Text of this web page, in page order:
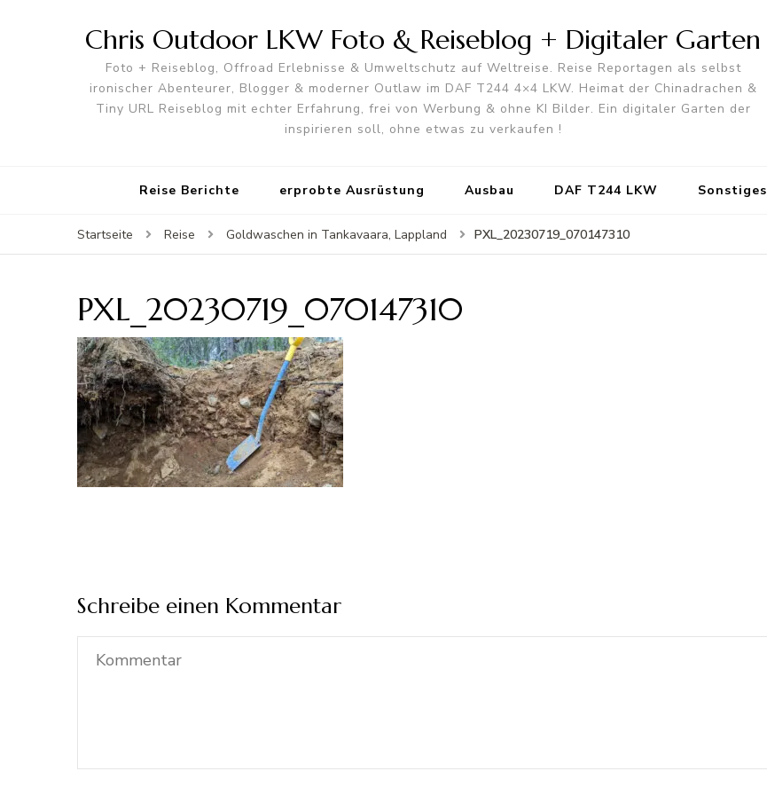
Chris Outdoor LKW Foto & Reiseblog + Digitaler Garten
Foto + Reiseblog, Offroad Erlebnisse & Umweltschutz auf Weltreise. Reise Reportagen als selbst
ironischer Abenteurer, Blogger & moderner Outlaw im DAF T244 4×4 LKW. Heimat der Chinadrachen &
Tiny URL Reiseblog mit echter Erfahrung, frei von Werbung & ohne KI Bilder. Ein digitaler Garten der
inspirieren soll, ohne etwas zu verkaufen !
Reise Berichte erprobte Ausrüstung Ausbau DAF T244 LKW Sonstiges
Startseite Reise Goldwaschen in Tankavaara, Lappland PXL_20230719_070147310
PXL_20230719_070147310
Schreibe einen Kommentar